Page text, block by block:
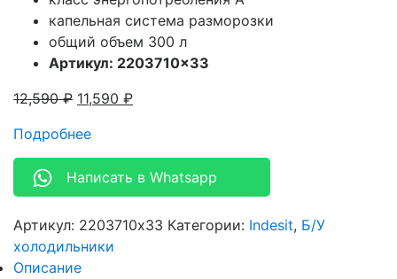
капельная система разморозки
общий объем 300 л
Артикул: 2203710×33
12,590₽ 11,590 ₽
Подробнее
Написать в Whatsapp
Артикул: 2203710x33 Категории: Indesit, Б/У
холодильники
Описание